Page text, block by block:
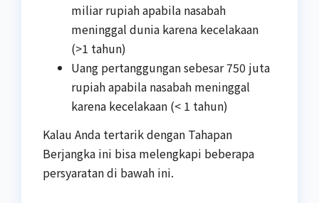
miliar rupiah apabila nasabah
meninggal dunia karena kecelakaan
(>1 tahun)
Uang pertanggungan sebesar 750 juta
rupiah apabila nasabah meninggal
karena kecelakaan (< 1 tahun)
Kalau Anda tertarik dengan Tahapan
Berjangka ini bisa melengkapi beberapa
persyaratan di bawah ini.